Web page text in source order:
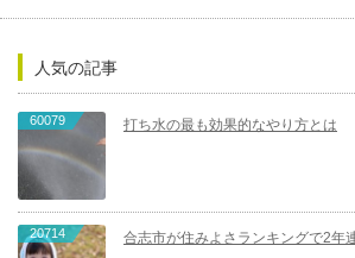
人気の記事
60079 打ち水の最も効果的なやり方とは
20714 合志市が住みよさランキングで2年